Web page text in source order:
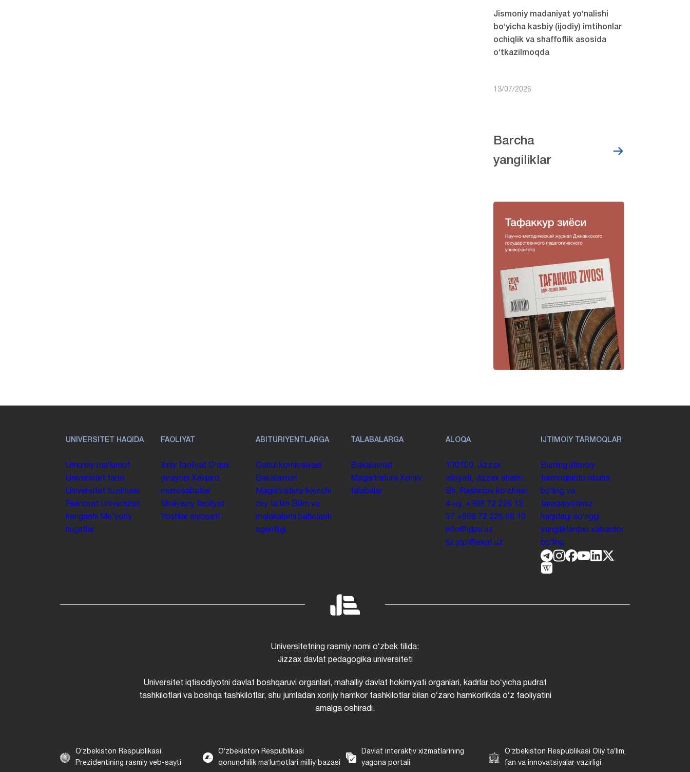
Jismoniy madaniyat yo‘nalishi
bo‘yicha kasbiy (ijodiy) imtihonlar
ochiqlik va shaffoflik asosida
o‘tkazilmoqda
13/07/2026
Barcha
yangiliklar
UNIVERSITET HAQIDA
Umumiy maʼlumot
Universitet tarixi
Universitet tuzilmasi
Rektorat Universitet
kengashi
Me'yoriy
hujjatlar
FAOLIYAT
Ilmiy faoliyat Oʻquv
jarayoni Xalqaro
munosabatlar
Moliyaviy faoliyat
Yoshlar siyosati
ABITURIYENTLARGA
Qabul komissiyasi
Bakalavriat
Magistratura
Ikkinchi
oliy taʼlim Bilim va
malakalarni baholash
agentligi
TALABALARGA
Bakalavriat
Magistratura Xorijiy
talabalar
ALOQA
130100. Jizzax
viloyati, Jizzax shahri,
Sh. Rashidov koʻchasi,
4-uy. +998 72 226 13
57 +998 72 226 68 10
info@jdpu.uz
jiz.jdpi@exat.uz
IJTIMOIY TARMOQLAR
Bizning ijtimoiy
tarmoqlarda obuna
boʻling va
taraqqiyotimiz
haqidagi soʻnggi
yangiliklardan xabardor
boʻling.
Universitetning rasmiy nomi oʻzbek tilida:
Jizzax davlat pedagogika universiteti
Universitet iqtisodiyotni davlat boshqaruvi organlari, mahalliy davlat hokimiyati organlari, kadrlar boʻyicha pudrat
tashkilotlari va boshqa tashkilotlar, shu jumladan xorijiy hamkor tashkilotlar bilan oʻzaro hamkorlikda oʻz faoliyatini
amalga oshiradi.
Oʻzbekiston Respublikasi
Prezidentining rasmiy veb-sayti
Oʻzbekiston Respublikasi
qonunchilik maʼlumotlari milliy bazasi
Davlat interaktiv xizmatlarining
yagona portali
Oʻzbekiston Respublikasi Oliy taʼlim,
fan va innovatsiyalar vazirligi